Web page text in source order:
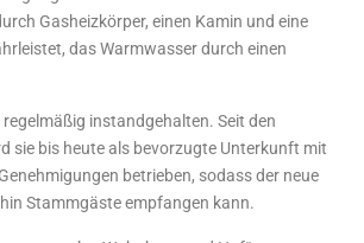
Gasheizkörper, einen Kamin und eine
das Warmwasser durch einen
instandgehalten. Seit den
sie bis heute als bevorzugte Unterkunft mit
betrieben, sodass der neue
Stammgäste empfangen kann.